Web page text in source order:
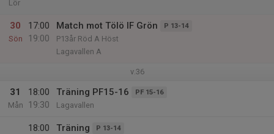
Lör
30
Sön
17:00
19:00
Match mot Tölö IF Grön P 13-14
P13år Röd A Höst
Lagavallen A
v.36
31
Mån
18:00
19:30
Träning PF15-16 PF 15-16
Lagavallen
18:00
Träning P 13-14